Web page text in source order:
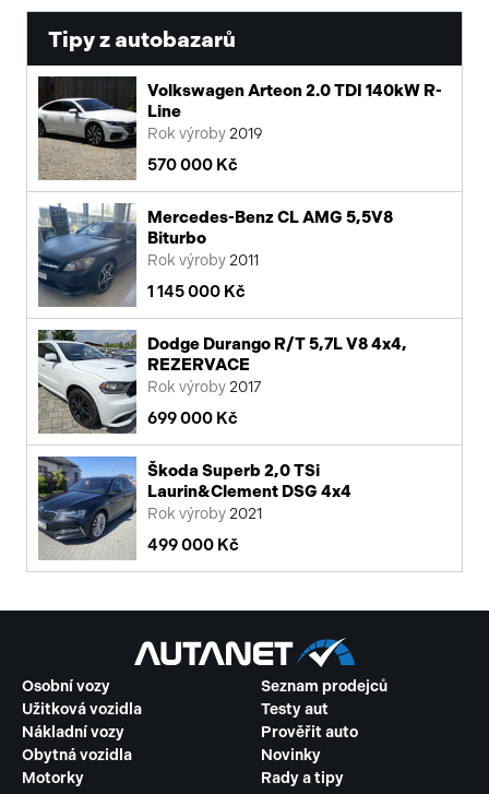
Tipy z autobazarů
Volkswagen Arteon 2.0 TDI 140kW R-
Line
Rok výroby 2019
570 000 Kč
Mercedes-Benz CL AMG 5,5V8
Biturbo
Rok výroby 2011
1 145 000 Kč
Dodge Durango R/T 5,7L V8 4x4,
REZERVACE
Rok výroby 2017
699 000 Kč
Škoda Superb 2,0 TSi
Laurin&Clement DSG 4x4
Rok výroby 2021
499 000 Kč
Osobní vozy
Užitková vozidla
Nákladní vozy
Obytná vozidla
Motorky
Seznam prodejců
Testy aut
Prověřit auto
Novinky
Rady a tipy